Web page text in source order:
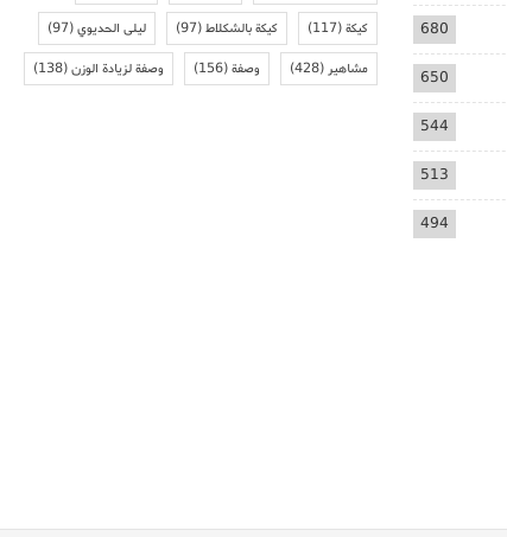
680
650
544
513
494
كيكة(117) كيكة بالشكلاط(97) ليلى الحديوي(97)
مشاهير(428) وصفة(156) وصفة لزيادة الوزن(138)